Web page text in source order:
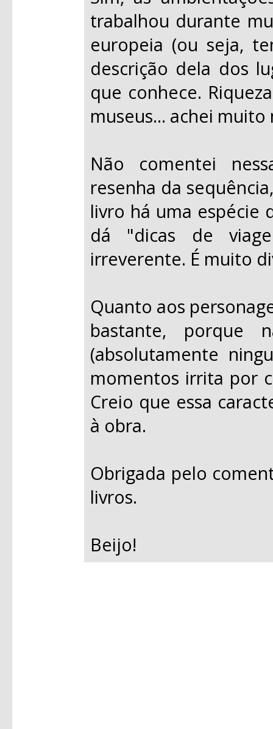
trabalhou durante
europeia (ou seja,
descrição dela dos
que conhece.
museus... achei
Não comentei
resenha da
livro há uma espécie
dá "dicas de
irreverente. É muito
Quanto aos
bastante, porque
(absolutamente
momentos irrita por
Creio que essa
à obra.
Obrigada pelo
livros.
Beijo!